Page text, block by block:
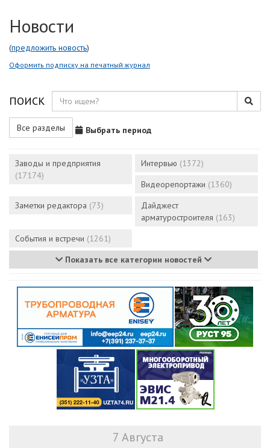
Новости
(предложить новость)
Оформить подписку на печатный журнал
ПОИСК
Все разделы Выбрать период
Заводы и предприятия
(17174)
Интервью (1372)
Видеорепортажи (1360)
Заметки редактора (73)
Дайджест
арматуростроителя (163)
События и встречи (1261)
Показать все категории новостей
7 Августа